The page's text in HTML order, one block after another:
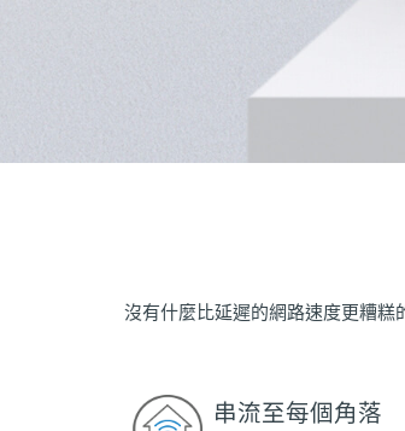
沒有什麼比延遲的網路速度更糟
串流至每個角落